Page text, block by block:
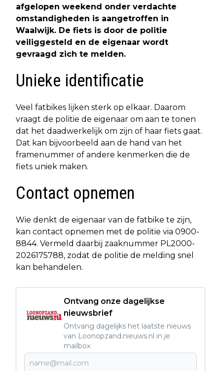
afgelopen weekend onder verdachte
omstandigheden is aangetroffen in
Waalwijk. De fiets is door de politie
veiliggesteld en de eigenaar wordt
gevraagd zich te melden.
Unieke identificatie
Veel fatbikes lijken sterk op elkaar. Daarom
vraagt de politie de eigenaar om aan te tonen
dat het daadwerkelijk om zijn of haar fiets gaat.
Dat kan bijvoorbeeld aan de hand van het
framenummer of andere kenmerken die de
fiets uniek maken.
Contact opnemen
Wie denkt de eigenaar van de fatbike te zijn,
kan contact opnemen met de politie via 0900-
8844. Vermeld daarbij zaaknummer PL2000-
2026175788, zodat de politie de melding snel
kan behandelen.
Ontvang onze dagelijkse
nieuwsbrief
Ontvang dagelijks het laatste nieuws
van Loonopzand.nieuws.nl in je
mailbox